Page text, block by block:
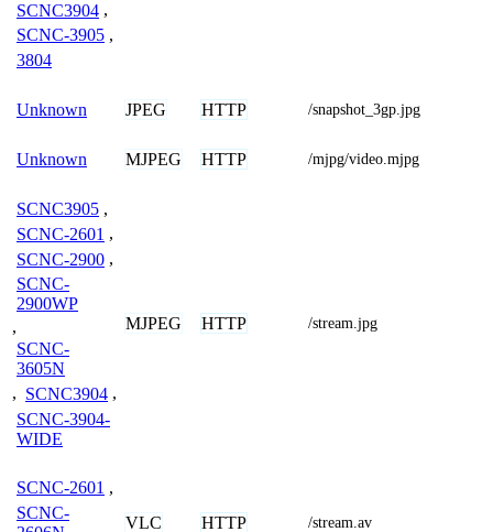
SCNC3904 ,
SCNC-3905 ,
3804
Unknown JPEG HTTP /snapshot_3gp.jpg
Unknown MJPEG HTTP /mjpg/video.mjpg
SCNC3905 ,
SCNC-2601 ,
SCNC-2900 ,
SCNC-
2900WP
,
SCNC-
3605N
, SCNC3904 ,
SCNC-3904-
WIDE
MJPEG HTTP /stream.jpg
SCNC-2601 ,
SCNC-
VLC HTTP /stream.av